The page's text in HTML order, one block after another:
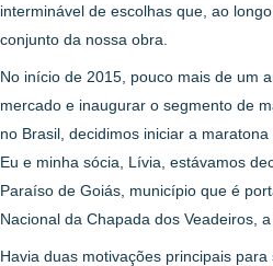
interminável de escolhas que, ao
conjunto da nossa obra.
No início de 2015, pouco mais de um
mercado e inaugurar o segmento de
no Brasil, decidimos iniciar a
Eu e minha sócia, Lívia, estávamos
Paraíso de Goiás, município que é
Nacional da Chapada dos Veadeiros,
Havia duas motivações principais